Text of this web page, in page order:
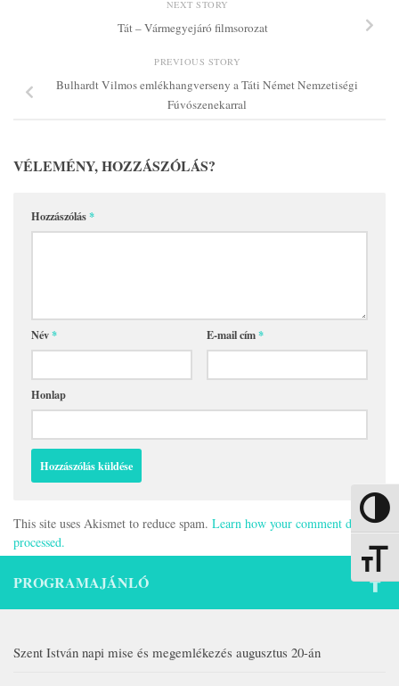
Nagy
NEXT STORY
Tát – Vármegyejáró filmsorozat
PREVIOUS STORY
Bulhardt Vilmos emlékhangverseny a Táti Német Nemzetiségi
Fúvószenekarral
VÉLEMÉNY, HOZZÁSZÓLÁS?
Hozzászólás*
Név* E-mail cím*
Honlap
This site uses Akismet to reduce spam. Learn how your comment data is
processed.
PROGRAMAJÁNLÓ
Szent István napi mise és megemlékezés augusztus 20-án